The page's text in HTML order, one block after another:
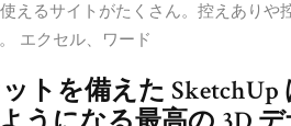
えるサイトがたくさん。控えありや
エクセル、ワード
トを備えた SketchUp